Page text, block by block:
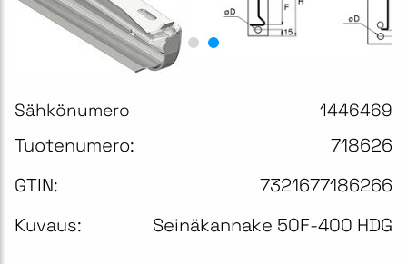
Sähkönumero 1446469
Tuotenumero:
718626
GTIN:
7321677186266
Kuvaus:
Seinäkannake 50F-400 HDG